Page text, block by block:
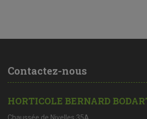
Contactez-nous
HORTICOLE BERNARD
Chaussée de Nivelles 35A